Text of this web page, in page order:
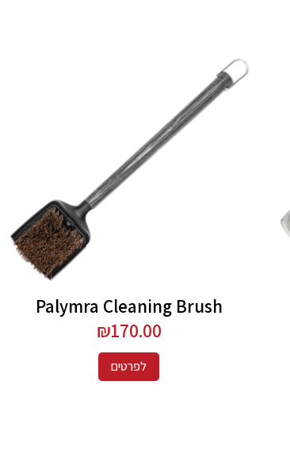
Palymra Cleaning Brush
₪170.00
לפרטים